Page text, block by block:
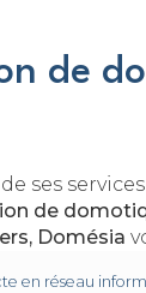
de
ses services
de
Domésia
en réseau